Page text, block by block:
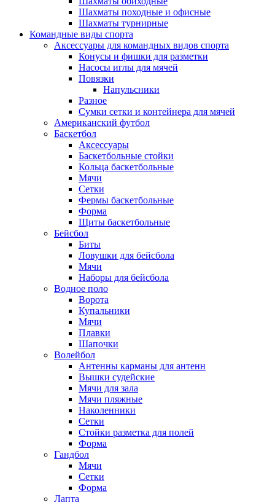
Шахматы походные и офисные
Шахматы турнирные
Командные виды спорта
Аксессуары для командных видов спорта
Конусы и фишки для разметки
Насосы иглы для мячей
Повязки
Напульсники
Разное
Сумки сетки и контейнера для мячей
Американский футбол
Баскетбол
Аксессуары
Баскетбольные стойки
Кольца баскетбольные
Мячи
Сетки
Фермы баскетбольные
Форма
Щиты баскетбольные
Бейсбол
Биты
Ловушки для бейсбола
Мячи
Наборы для бейсбола
Водное поло
Ворота
Купальники
Мячи
Плавки
Шапочки
Волейбол
Антенны карманы для антенн
Вышки судейские
Мячи для зала
Мячи пляжные
Наколенники
Сетки
Стойки разметка для полей
Форма
Гандбол
Мячи
Сетки
Форма
Лапта